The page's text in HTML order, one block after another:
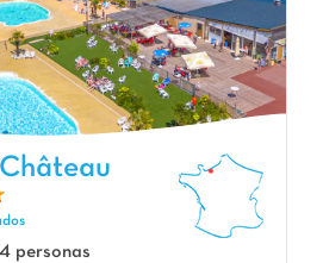
Camping Basse-Normandie
personas